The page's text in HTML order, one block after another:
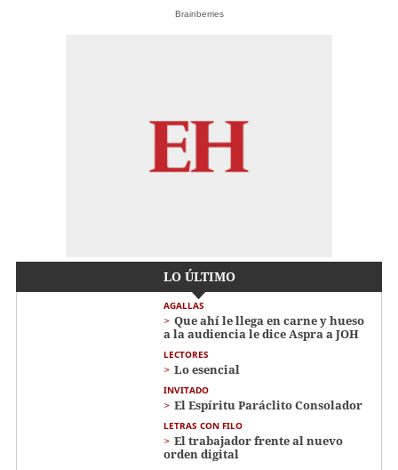
Brainberries
LO ÚLTIMO
AGALLAS
Que ahí le llega en carne y hueso
a la audiencia le dice Aspra a JOH
LECTORES
Lo esencial
INVITADO
El Espíritu Paráclito Consolador
LETRAS CON FILO
El trabajador frente al nuevo
orden digital